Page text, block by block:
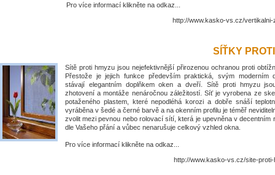
Pro více informací klikněte na odkaz...
http://www.kasko-vs.cz/vertikalni-
SÍŤKY
Sítě proti hmyzu jsou nejefektivnější přirozenou ochranou proti
Přestože je jejich funkce především praktická, svým moderním
stávají elegantním doplňkem oken a dveří. Sítě proti hmyzu
zhotovení a montáže nenáročnou záležitostí. Síť je vyrobena ze
potaženého plastem, které nepodléhá korozi a dobře snáší
vyráběna v šedé a černé barvě a na okenním profilu je téměř
zvolit mezi pevnou nebo rolovací sítí, která je upevněna v decentním
dle Vašeho přání a vůbec nenarušuje celkový vzhled okna.
Pro více informací klikněte na odkaz...
http://www.kasko-vs.cz/site-